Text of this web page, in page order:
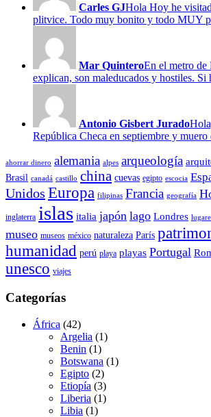
Carles GJHola Hoy he
plitvice. Todo muy bonito y todo MUY
Mar QuinteroEn el metro de
explican, son maleducados y hostiles. Si
Antonio Gisbert Jurado
República Checa en septiembre y
ahorrar dinero alemania alpes arqueología
Brasil canadá castillo china cuevas egipto escocia
Unidos Europa filipinas Francia geografía
inglaterra islas italia japón lago Londres
museo museos méxico naturaleza París
humanidad perú playa playas Portugal
unesco viajes
Categorías
África (42)
Argelia (1)
Benin (1)
Botswana (1)
Egipto (2)
Etiopía (3)
Liberia (1)
Libia (1)